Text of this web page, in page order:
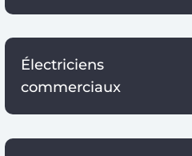
Électriciens
commerciaux